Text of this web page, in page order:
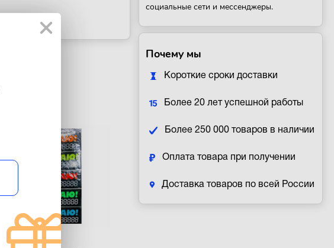
40 ₽
социальные сети и мессенджеры.
Почему мы
Короткие сроки доставки
Более 20 лет успешной работы
Более 250 000 товаров в наличии
Оплата товара при получении
Доставка товаров по всей России